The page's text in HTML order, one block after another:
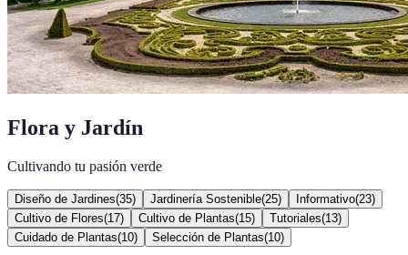
Flora y Jardín
Cultivando tu pasión verde
Diseño de Jardines(35) Jardinería Sostenible(25) Informativo(23)
Cultivo de Flores(17) Cultivo de Plantas(15) Tutoriales(13)
Cuidado de Plantas(10) Selección de Plantas(10)